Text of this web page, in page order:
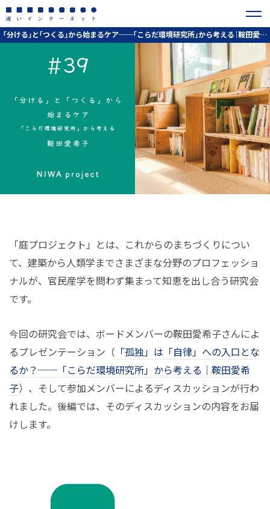
「分ける」と「つくる」から始まるケア──「こらだ環境研究所」から考える｜鞍田愛希子
「庭プロジェクト」とは、これからのまちづくりについ
て、建築から人類学までさまざまな分野のプロフェッショ
ナルが、官民産学を問わず集まって知恵を出し合う研究会
です。
今回の研究会では、ボードメンバーの鞍田愛希子さんによ
るプレゼンテーション（ 「孤独」は「自律」への入口とな
るか？──「こらだ環境研究所」から考える｜鞍田愛希
子）、そして参加メンバーによるディスカッションが行わ
れました。後編では、そのディスカッションの内容をお届
けします。